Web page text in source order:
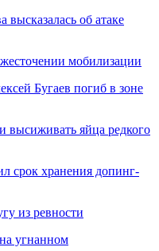
высказалась об атаке
мобилизации
Бугаев погиб в зоне
высиживать яйца редкого
срок хранения допинг-
из ревности
угнанном